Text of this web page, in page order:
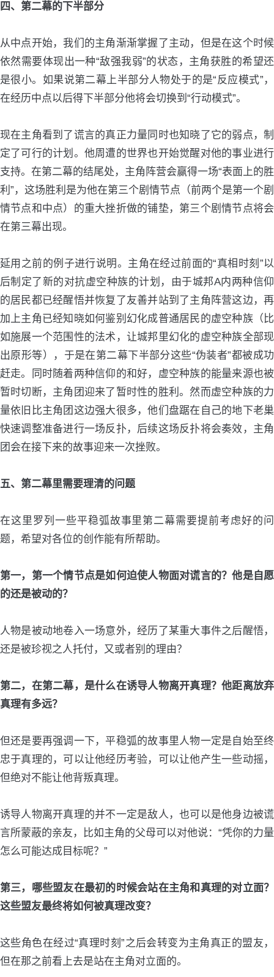
四、第二幕的下半部分
从中点开始，我们的主角渐渐掌握了主动，但是在这个时候
依然需要体现出一种“敌强我弱”的状态，主角获胜的希望还
是很小。如果说第二幕上半部分人物处于的是“反应模式”，
在经历中点以后得下半部分他将会切换到“行动模式”。
现在主角看到了谎言的真正力量同时也知晓了它的弱点，制
定了可行的计划。他周遭的世界也开始觉醒对他的事业进行
支持。在第二幕的结尾处，主角阵营会赢得一场“表面上的胜
利”，这场胜利是为他在第三个剧情节点（前两个是第一个剧
情节点和中点）的重大挫折做的铺垫，第三个剧情节点将会
在第三幕出现。
延用之前的例子进行说明。主角在经过前面的“真相时刻”以
后制定了新的对抗虚空种族的计划，由于城邦A内两种信仰
的居民都已经醒悟并恢复了友善并站到了主角阵营这边，再
加上主角已经知晓如何鉴别幻化成普通居民的虚空种族（比
如施展一个范围性的法术，让城邦里幻化的虚空种族全部现
出原形等），于是在第二幕下半部分这些“伪装者”都被成功
赶走。同时随着两种信仰的和好，虚空种族的能量来源也被
暂时切断，主角团迎来了暂时性的胜利。然而虚空种族的力
量依旧比主角团这边强大很多，他们盘踞在自己的地下老巢
快速调整准备进行一场反扑，后续这场反扑将会奏效，主角
团会在接下来的故事迎来一次挫败。
五、第二幕里需要理清的问题
在这里罗列一些平稳弧故事里第二幕需要提前考虑好的问
题，希望对各位的创作能有所帮助。
第一，第一个情节点是如何迫使人物面对谎言的？他是自愿
的还是被动的？
人物是被动地卷入一场意外，经历了某重大事件之后醒悟，
还是被珍视之人托付，又或者别的理由？
第二，在第二幕，是什么在诱导人物离开真理？他距离放弃
真理有多远？
但还是要再强调一下，平稳弧的故事里人物一定是自始至终
忠于真理的，可以让他经历考验，可以让他产生一些动摇，
但绝对不能让他背叛真理。
诱导人物离开真理的并不一定是敌人，也可以是他身边被谎
言所蒙蔽的亲友，比如主角的父母可以对他说：“凭你的力量
怎么可能达成目标呢？”
第三，哪些盟友在最初的时候会站在主角和真理的对立面？
这些盟友最终将如何被真理改变？
这些角色在经过“真理时刻”之后会转变为主角真正的盟友，
但在那之前看上去是站在主角对立面的。